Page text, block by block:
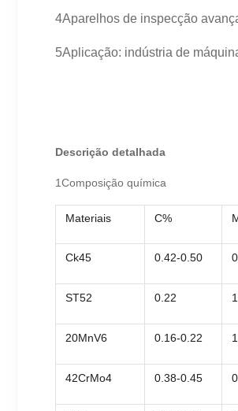
4Aparelhos de inspecção
5Aplicação: indústria de
Descrição detalhada
1Composição química
Materiais C%
Ck45 0.42-0.50
ST52 0.22
20MnV6 0.16-0.22
42CrMo4 0.38-0.45